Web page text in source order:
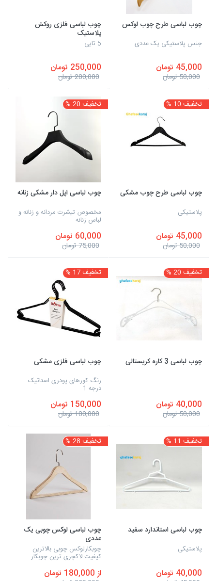
چوب لباسی طرح چوب لوکس
جنس پلاستیکی یک عددی
45,000 تومان
50,000 تومان
چوب لباسی فلزی روکش
پلاستیک
5 تایی
250,000 تومان
280,000 تومان
تخفیف 10 %
چوب لباسی طرح چوب مشکی
پلاستیکی
45,000 تومان
50,000 تومان
تخفیف 20 %
چوب لباسی اپل دار مشکی زنانه
مخصوص تیشرت مردانه و زنانه و
لباس زنانه
60,000 تومان
75,000 تومان
تخفیف 20 %
چوب لباسی 3 کاره کریستالی
40,000 تومان
50,000 تومان
تخفیف 17 %
چوب لباسی فلزی مشکی
رنگ کورهای پودری استاتیک
درجه 1
150,000 تومان
180,000 تومان
تخفیف 11 %
چوب لباسی استاندارد سفید
پلاستیکی
40,000 تومان
تخفیف 28 %
چوب لباسی لوکس چوبی یک
عددی
چوبکارلوکس چوبی بالاترین
کیفیت لاکچری ترین چوبکار
از 180,000 تومان